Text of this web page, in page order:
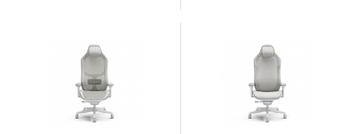
nejlepší simulaci závodění
díky pohodlnému sezení a
robustnímu rámu. Klíčové
vlastnosti *Vyvinuto ve
spolupráci se skutečnými
doplňuje efektní design herní
židle FRACTAL DESIGN
Automatická synchronizace
opěráku a sedáku Páteř až ke
krku podpírá hlavová opěrk